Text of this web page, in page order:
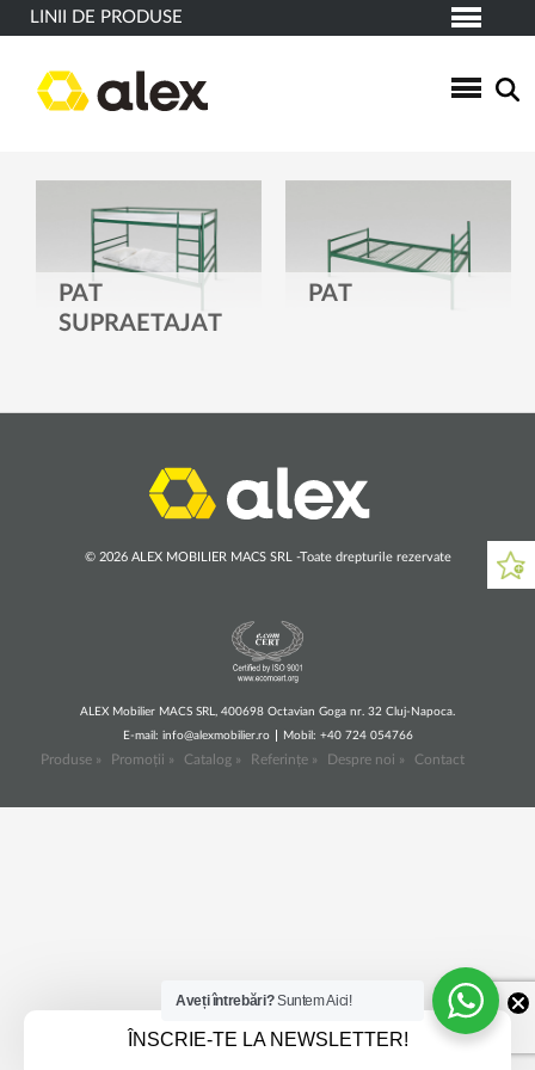
LINII DE PRODUSE
PAT
SUPRAETAJAT
PAT
© 2026 ALEX MOBILIER MACS SRL -Toate drepturile rezervate
ALEX Mobilier MACS SRL, 400698 Octavian Goga nr. 32 Cluj-Napoca.
E-mail: info@alexmobilier.ro Mobil: +40 724 054766
Produse » Promoții » Catalog » Referințe » Despre noi » Contact
Aveți întrebări?Suntem Aici!
ÎNSCRIE-TE LA NEWSLETTER!